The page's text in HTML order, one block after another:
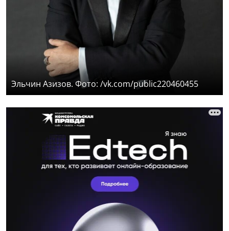
Эльчин Азизов. Фото: /vk.com/public220460455